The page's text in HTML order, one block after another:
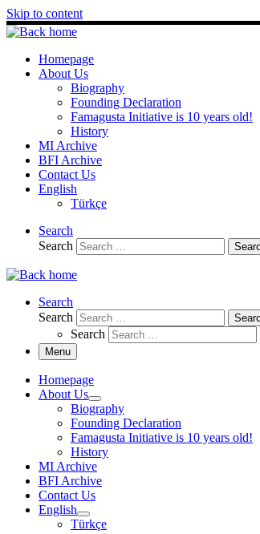
Skip to content
Homepage
About Us
Biography
Founding Declaration
Famagusta Initiative is 10 years old!
History
MI Archive
BFI Archive
Contact Us
English
Türkçe
Search
Search
Search
Search
Search
Menu
Homepage
About Us
Biography
Founding Declaration
Famagusta Initiative is 10 years old!
History
MI Archive
BFI Archive
Contact Us
English
Türkçe